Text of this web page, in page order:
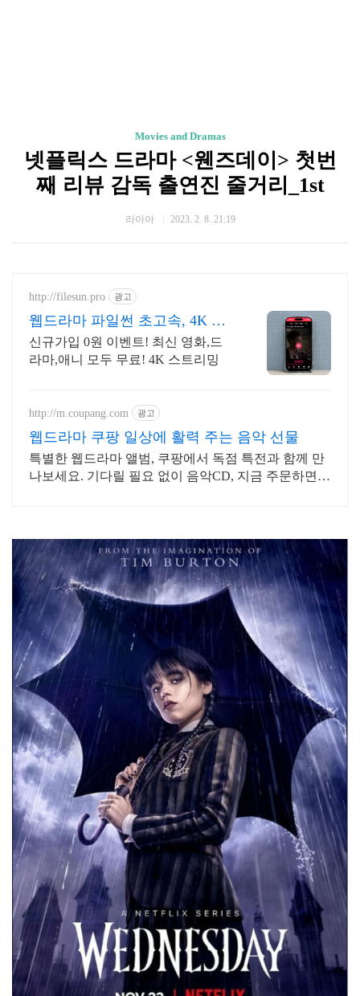
Movies and Dramas
넷플릭스 드라마 <웬즈데이> 첫번
째 리뷰 감독 출연진 줄거리_1st
라아아 2023. 2. 8. 21:19
http://filesun.pro 광고
웹드라마 파일썬 초고속, 4K 실
시간 보기!
신규가입 0원 이벤트! 최신 영화,드
라마,애니 모두 무료! 4K 스트리밍
http://m.coupang.com 광고
웹드라마 쿠팡 일상에 활력 주는 음악 선물
특별한 웹드라마 앨범, 쿠팡에서 독점 특전과 함께 만
나보세요. 기다릴 필요 없이 음악CD, 지금 주문하면